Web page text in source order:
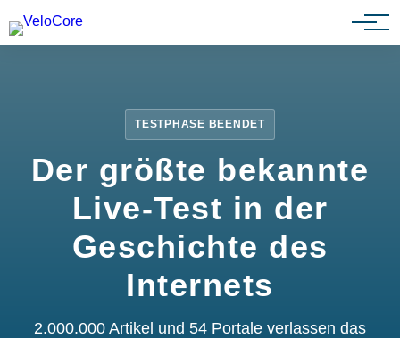
Partnerprogramm
TESTPHASE BEENDET
Der größte bekannte
Live-Test in der
Geschichte des
Internets
2.000.000 Artikel und 54 Portale verlassen das